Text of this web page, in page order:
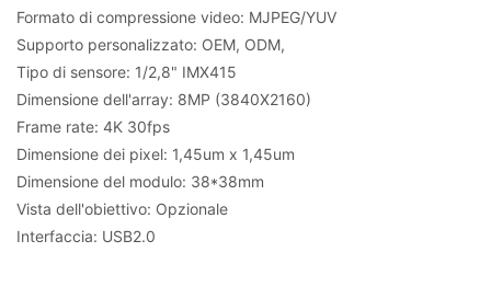
Formato di compressione video: MJPEG/YUV
Supporto personalizzato: OEM, ODM,
Tipo di sensore: 1/2,8" IMX415
Dimensione dell'array: 8MP (3840X2160)
Frame rate: 4K 30fps
Dimensione dei pixel: 1,45um x 1,45um
Dimensione del modulo: 38*38mm
Vista dell'obiettivo: Opzionale
Interfaccia: USB2.0